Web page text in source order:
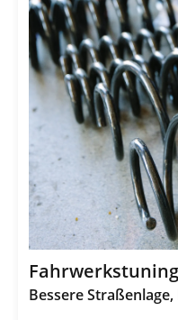
Fahrwerkstuning
Bessere